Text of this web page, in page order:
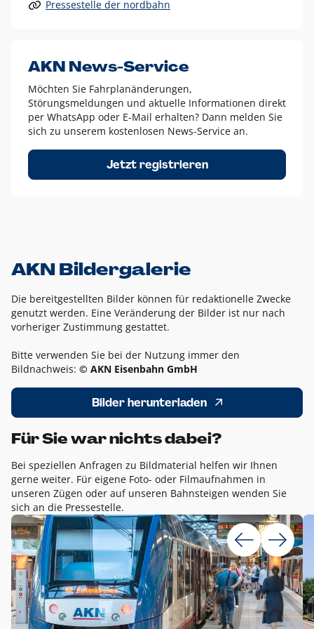
Alle anderen Logo-Varianten dürfen nur in Ausnahmefällen
Diese Ausnahmen sind zum Beispiel:
dem AKN Blau,
weißes Logo auf Fotohintergründen,
schwarzes Logo für reine Schwarz-Weiß-Umsetzungen
Um das Logo herum muss ein Schutzraum von jeweils einer
Höhe bzw. Breite des N aus AKN in alle Richtungen
Pressestelle der nordbahn
AKN News-Service
Möchten Sie Fahrplanänderungen,
Störungsmeldungen und aktuelle Informationen direkt
per WhatsApp oder E-Mail erhalten? Dann melden Sie
sich zu unserem kostenlosen News-Service an.
Jetzt registrieren
AKN Bildergalerie
Die bereitgestellten Bilder können für redaktionelle Zwecke
genutzt werden. Eine Veränderung der Bilder ist nur nach
vorheriger Zustimmung gestattet.
Bitte verwenden Sie bei der Nutzung immer den
Bildnachweis: © AKN Eisenbahn GmbH
Bilder herunterladen
Für Sie war nichts dabei?
Bei speziellen Anfragen zu Bildmaterial helfen wir Ihnen
gerne weiter. Für eigene Foto- oder Filmaufnahmen in
unseren Zügen oder auf unseren Bahnsteigen wenden Sie
sich an die Pressestelle.